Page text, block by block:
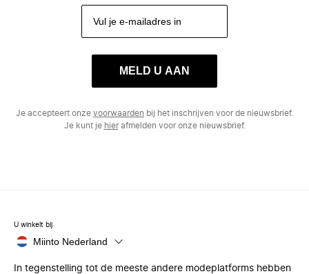
MELD U AAN
Je accepteert onze voorwaarden bij het inschrijven voor de nieuwsbrief.
Je kunt je hierafmelden voor onze nieuwsbrief.
U winkelt bij
Miinto Nederland
In tegenstelling tot de meeste andere modeplatforms hebben